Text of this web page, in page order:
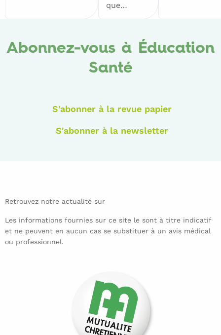
que…
Abonnez-vous à Éducation
Santé
S'abonner à la revue papier
S'abonner à la newsletter
Retrouvez notre actualité sur
Les informations fournies sur ce site le sont à titre indicatif
et ne peuvent en aucun cas se substituer à un avis médical
ou professionnel.